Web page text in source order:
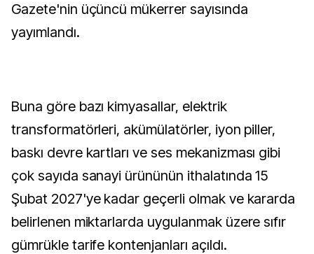
Gazete'nin üçüncü mükerrer sayısında
yayımlandı.
Buna göre bazı kimyasallar, elektrik
transformatörleri, akümülatörler, iyon piller,
baskı devre kartları ve ses mekanizması gibi
çok sayıda sanayi ürününün ithalatında 15
Şubat 2027'ye kadar geçerli olmak ve kararda
belirlenen miktarlarda uygulanmak üzere sıfır
gümrükle tarife kontenjanları açıldı.